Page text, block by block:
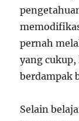
pernah
yang
berdampak
Selain